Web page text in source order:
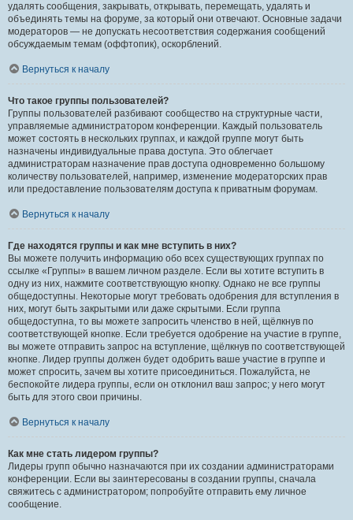
удалять сообщения, закрывать, открывать, перемещать, удалять и
объединять темы на форуме, за который они отвечают. Основные задачи
модераторов — не допускать несоответствия содержания сообщений
обсуждаемым темам (оффтопик), оскорблений.
Вернуться к началу
Что такое группы пользователей?
Группы пользователей разбивают сообщество на структурные части,
управляемые администратором конференции. Каждый пользователь
может состоять в нескольких группах, и каждой группе могут быть
назначены индивидуальные права доступа. Это облегчает
администраторам назначение прав доступа одновременно большому
количеству пользователей, например, изменение модераторских прав
или предоставление пользователям доступа к приватным форумам.
Вернуться к началу
Где находятся группы и как мне вступить в них?
Вы можете получить информацию обо всех существующих группах по
ссылке «Группы» в вашем личном разделе. Если вы хотите вступить в
одну из них, нажмите соответствующую кнопку. Однако не все группы
общедоступны. Некоторые могут требовать одобрения для вступления в
них, могут быть закрытыми или даже скрытыми. Если группа
общедоступна, то вы можете запросить членство в ней, щёлкнув по
соответствующей кнопке. Если требуется одобрение на участие в группе,
вы можете отправить запрос на вступление, щёлкнув по соответствующей
кнопке. Лидер группы должен будет одобрить ваше участие в группе и
может спросить, зачем вы хотите присоединиться. Пожалуйста, не
беспокойте лидера группы, если он отклонил ваш запрос; у него могут
быть для этого свои причины.
Вернуться к началу
Как мне стать лидером группы?
Лидеры групп обычно назначаются при их создании администраторами
конференции. Если вы заинтересованы в создании группы, сначала
свяжитесь с администратором; попробуйте отправить ему личное
сообщение.